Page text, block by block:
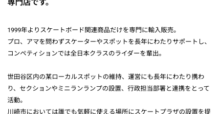
専門店です。
1999年よりスケートボード関連商品だけを専門に輸入販売。
プロ、アマを問わずスケーターやスポットを長年にわたりサポートし、
コンペティションでは全日本クラスのライダーを輩出。
世田谷区内の某ローカルスポットの維持、運営にも長年にわたり携わ
り、セクションやミニランランプの設置、行政担当部署と連携をとって
活動。
川崎市においては誰でも気軽に使える場所にスケートプラザの設置を提